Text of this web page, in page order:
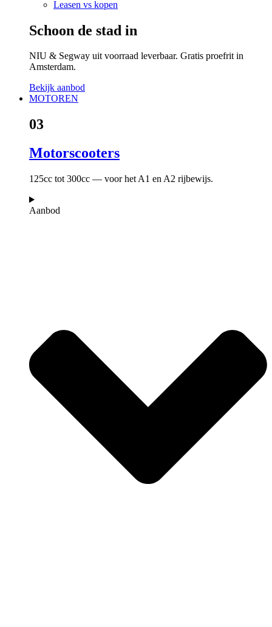
Leasen vs kopen
Schoon de stad in
NIU & Segway uit voorraad leverbaar. Gratis proefrit in
Amsterdam.
Bekijk aanbod
MOTOREN
03
Motorscooters
125cc tot 300cc — voor het A1 en A2 rijbewijs.
Aanbod